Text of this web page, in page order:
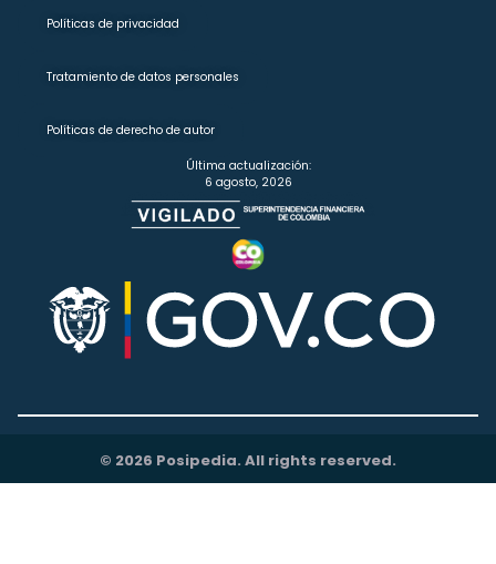
Políticas de privacidad
Tratamiento de datos personales
Políticas de derecho de autor
Última actualización:
6 agosto, 2026
© 2026 Posipedia. All rights reserved.